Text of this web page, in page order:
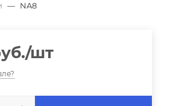
— NA8
/шт